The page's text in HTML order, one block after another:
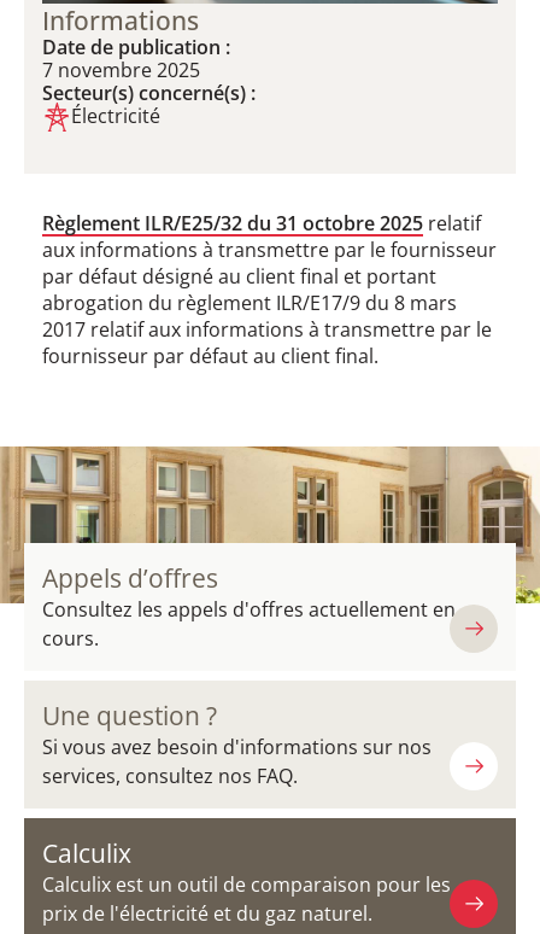
Informations
Date de publication :
7 novembre 2025
Secteur(s) concerné(s) :
Électricité
Règlement ILR/E25/32 du 31 octobre 2025 relatif
aux informations à transmettre par le fournisseur
par défaut désigné au client final et portant
abrogation du règlement ILR/E17/9 du 8 mars
2017 relatif aux informations à transmettre par le
fournisseur par défaut au client final.
Appels d’offres
Consultez les appels d'offres actuellement en
cours.
Une question ?
Si vous avez besoin d'informations sur nos
services, consultez nos FAQ.
Calculix
Calculix est un outil de comparaison pour les
prix de l'électricité et du gaz naturel.